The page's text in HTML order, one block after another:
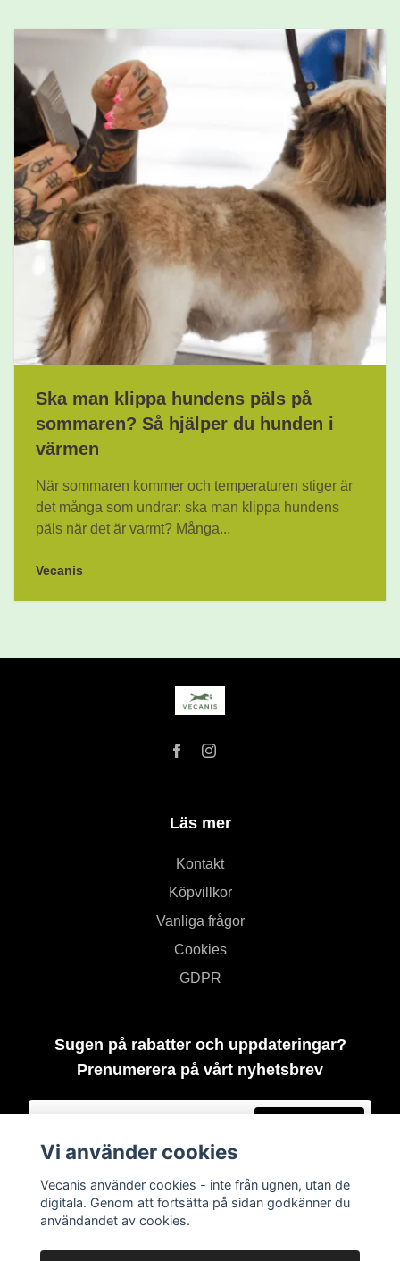
Ska man klippa hundens päls på
sommaren? Så hjälper du hunden i
värmen
När sommaren kommer och temperaturen stiger är
det många som undrar: ska man klippa hundens
päls när det är varmt? Många...
Vecanis
Läs mer
Kontakt
Köpvillkor
Vanliga frågor
Cookies
GDPR
Sugen på rabatter och uppdateringar?
Prenumerera på vårt nyhetsbrev
Vi använder cookies
Vecanis använder cookies - inte från ugnen, utan de
digitala. Genom att fortsätta på sidan godkänner du
användandet av cookies.